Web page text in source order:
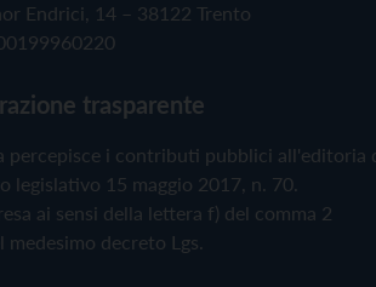
Endrici, 14 – 38122 Trento
trasparente
percepisce i contributi pubblici all'editoria
legislativo 15 maggio 2017, n. 70.
ai sensi della lettera f) del comma 2
medesimo decreto Lgs.